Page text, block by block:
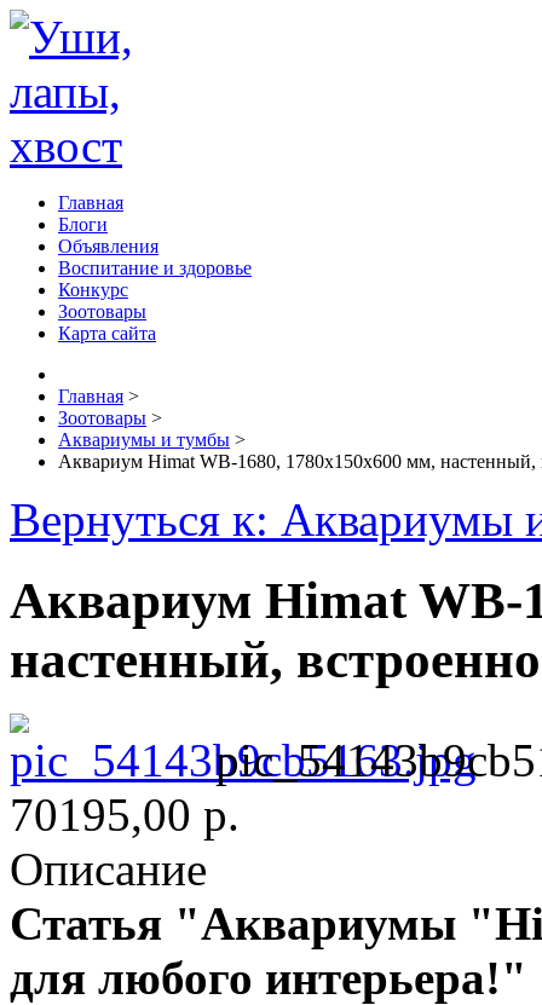
Главная
Блоги
Объявления
Воспитание и здоровье
Конкурс
Зоотовары
Карта сайта
Главная >
Зоотовары >
Аквариумы и тумбы >
Аквариум Himat WB-1680, 1780x150x600 мм, настенный,
Вернуться к: Аквариумы
Аквариум Himat WB-
настенный,
70195,00 р.
Описание
Статья "Аквариумы
для любого интерьера!"